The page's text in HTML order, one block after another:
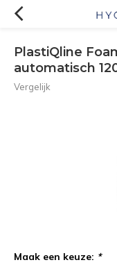
PlastiQline
automatisch
Vergelijk
Maak een keuze: *